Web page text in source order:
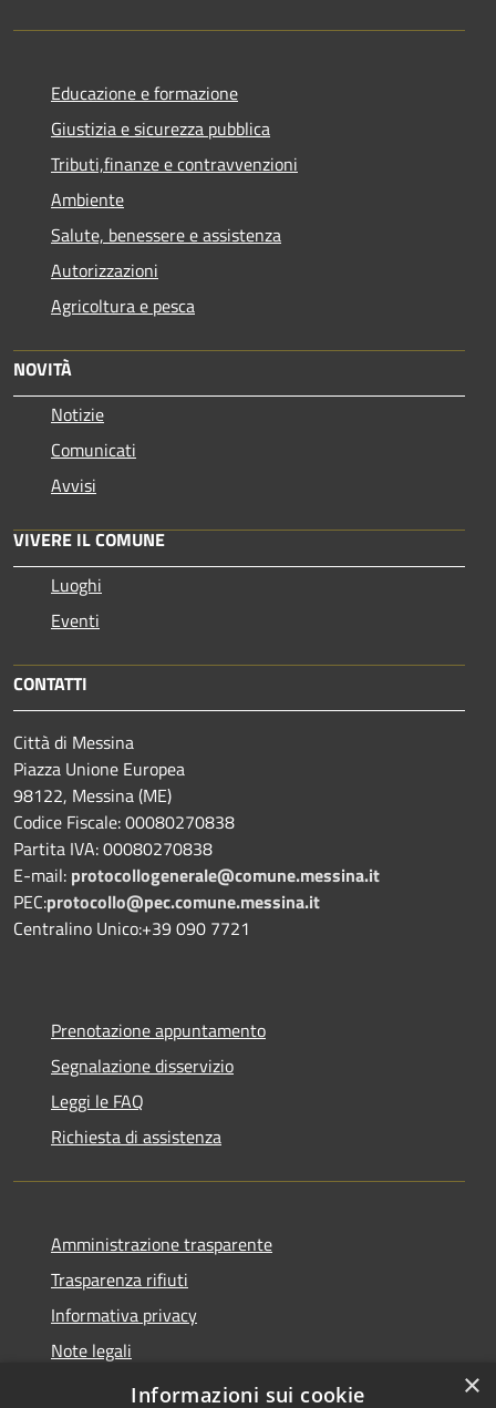
Educazione e formazione
Giustizia e sicurezza pubblica
Tributi,finanze e contravvenzioni
Ambiente
Salute, benessere e assistenza
Autorizzazioni
Agricoltura e pesca
NOVITÀ
Notizie
Comunicati
Avvisi
VIVERE IL COMUNE
Luoghi
Eventi
CONTATTI
Città di Messina
Piazza Unione Europea
98122, Messina (ME)
Codice Fiscale: 00080270838
Partita IVA: 00080270838
E-mail: protocollogenerale@comune.messina.it
PEC:protocollo@pec.comune.messina.it
Centralino Unico:+39 090 7721
Prenotazione appuntamento
Segnalazione disservizio
Leggi le FAQ
Richiesta di assistenza
Amministrazione trasparente
Trasparenza rifiuti
Informativa privacy
Note legali
Dichiarazione di accessibilità
×
Informazioni sui cookie